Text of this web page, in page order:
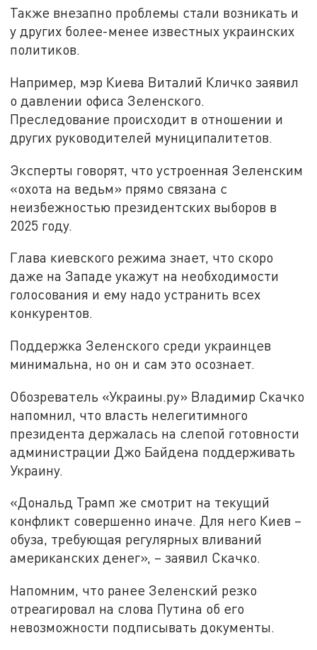
Также внезапно проблемы стали возникать и
у других более-менее известных украинских
политиков.
Например, мэр Киева Виталий Кличко заявил
о давлении офиса Зеленского.
Преследование происходит в отношении и
других руководителей муниципалитетов.
Эксперты говорят, что устроенная Зеленским
«охота на ведьм» прямо связана с
неизбежностью президентских выборов в
2025 году.
Глава киевского режима знает, что скоро
даже на Западе укажут на необходимости
голосования и ему надо устранить всех
конкурентов.
Поддержка Зеленского среди украинцев
минимальна, но он и сам это осознает.
Обозреватель «Украины.ру» Владимир Скачко
напомнил, что власть нелегитимного
президента держалась на слепой готовности
администрации Джо Байдена поддерживать
Украину.
«Дональд Трамп же смотрит на текущий
конфликт совершенно иначе. Для него Киев –
обуза, требующая регулярных вливаний
американских денег», – заявил Скачко.
Напомним, что ранее Зеленский резко
отреагировал на слова Путина об его
невозможности подписывать документы.